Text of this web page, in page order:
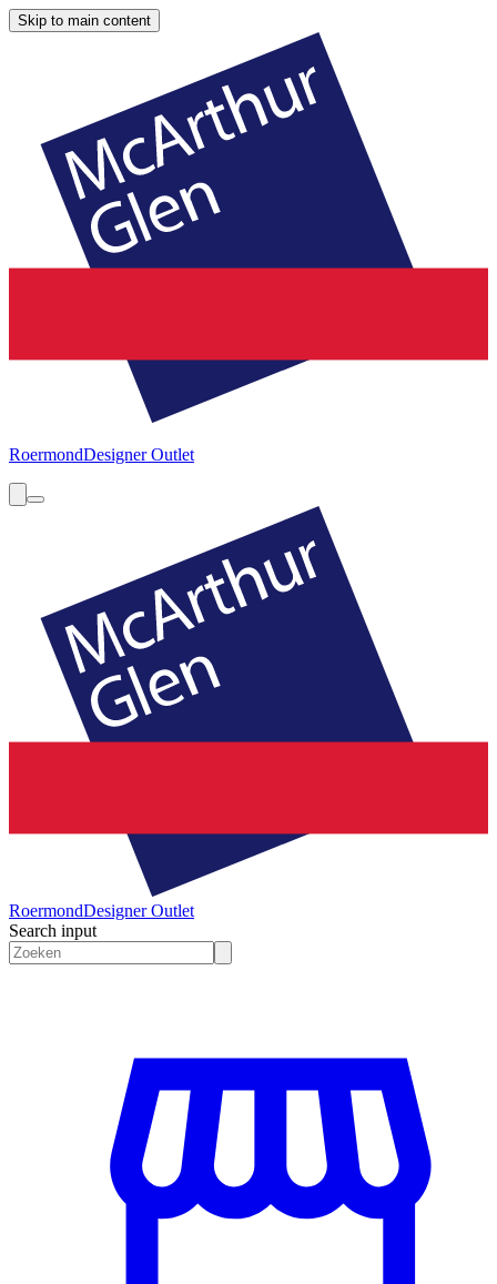
Skip to main content
RoermondDesigner Outlet
RoermondDesigner Outlet
Search input